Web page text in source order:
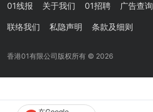
01线报 关于我们 01招聘 广告查询
联络我们 私隐声明 条款及细则
香港01有限公司版权所有 © 2026